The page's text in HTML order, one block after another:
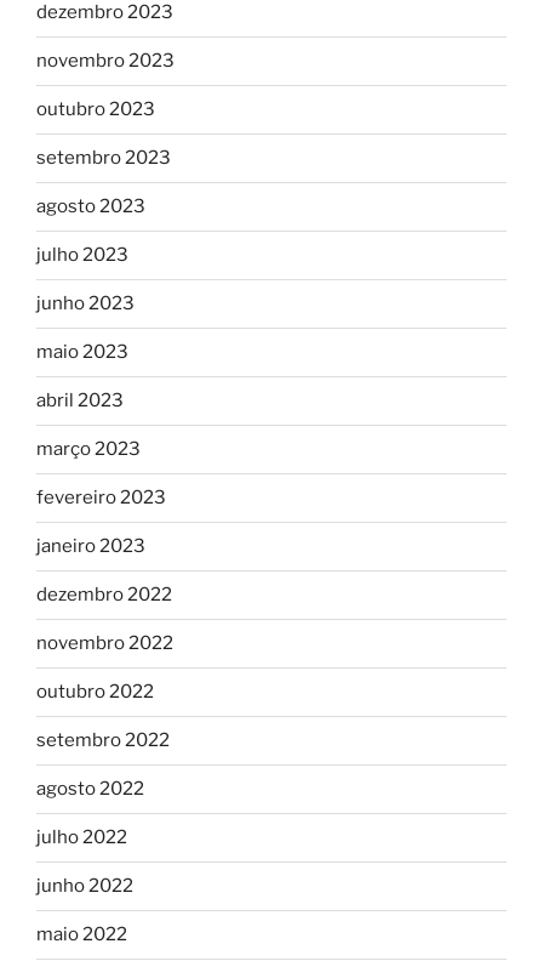
dezembro 2023
novembro 2023
outubro 2023
setembro 2023
agosto 2023
julho 2023
junho 2023
maio 2023
abril 2023
março 2023
fevereiro 2023
janeiro 2023
dezembro 2022
novembro 2022
outubro 2022
setembro 2022
agosto 2022
julho 2022
junho 2022
maio 2022